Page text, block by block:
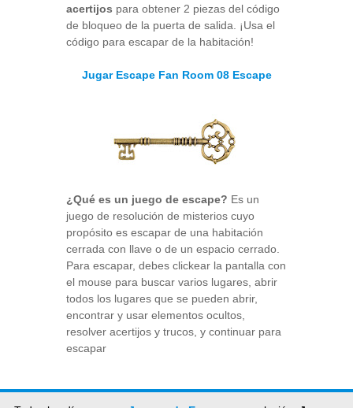
acertijos para obtener 2 piezas del código
de bloqueo de la puerta de salida. ¡Usa el
código para escapar de la habitación!
Jugar Escape Fan Room 08 Escape
¿Qué es un juego de escape? Es un
juego de resolución de misterios cuyo
propósito es escapar de una habitación
cerrada con llave o de un espacio cerrado.
Para escapar, debes clickear la pantalla con
el mouse para buscar varios lugares, abrir
todos los lugares que se pueden abrir,
encontrar y usar elementos ocultos,
resolver acertijos y trucos, y continuar para
escapar